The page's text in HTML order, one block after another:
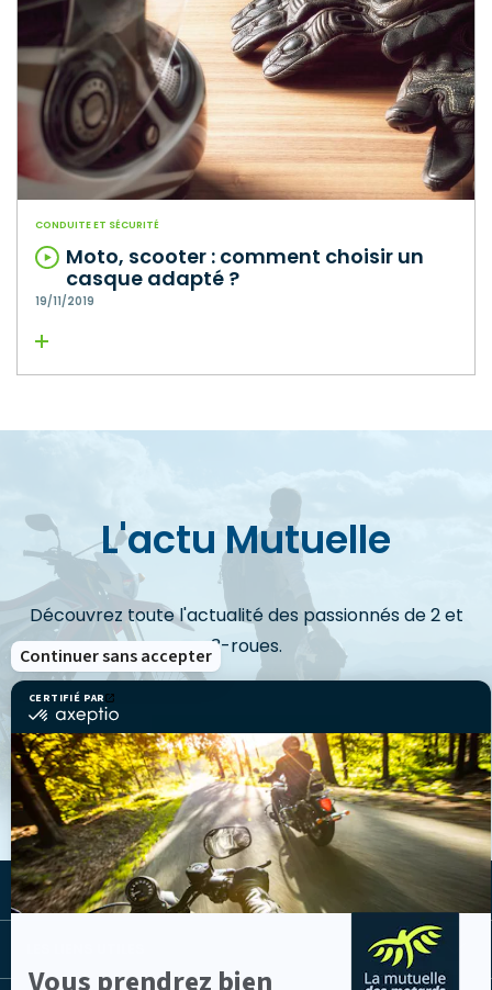
CERTIFIÉ PAR
certifié
Axeptio
-
En
savoir
plus
sur
Axeptio
Vous prendrez bien
Continuer sans accepter
CONDUITE ET SÉCURITÉ
Moto, scooter : comment choisir un
casque adapté ?
19/11/2019
Lire la suite
L'actu Mutuelle
Découvrez toute l'actualité des passionnés de 2 et
3-roues.
VOIR LES ACTUS
LA MUTUELLE